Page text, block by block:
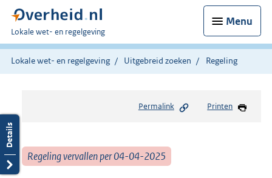
Menu
U
bent
hier:
Lokale wet- en regelgeving
Lokale wet- en regelgeving Uitgebreid zoeken Regeling
Permalink Printen
Regeling vervallen per 04-04-2025